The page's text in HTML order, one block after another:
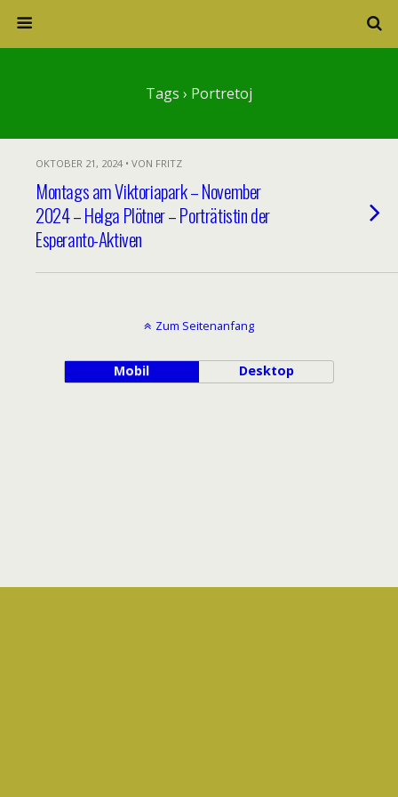
Tags › Portretoj
OKTOBER 21, 2024 • VON FRITZ
Montags am Viktoriapark – November
2024 – Helga Plötner – Porträtistin der
Esperanto-Aktiven
Zum Seitenanfang
Mobil Desktop